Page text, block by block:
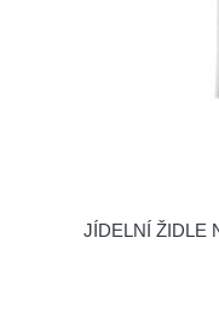
JÍDELNÍ ŽIDLE